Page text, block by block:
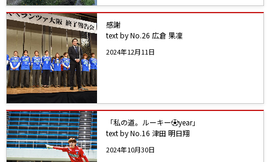
感謝
text by No.26 広倉 果凜
2024年12月11日
「私の道。ルーキー⚽️year」
text by No.16 津田 明日翔
2024年10月30日